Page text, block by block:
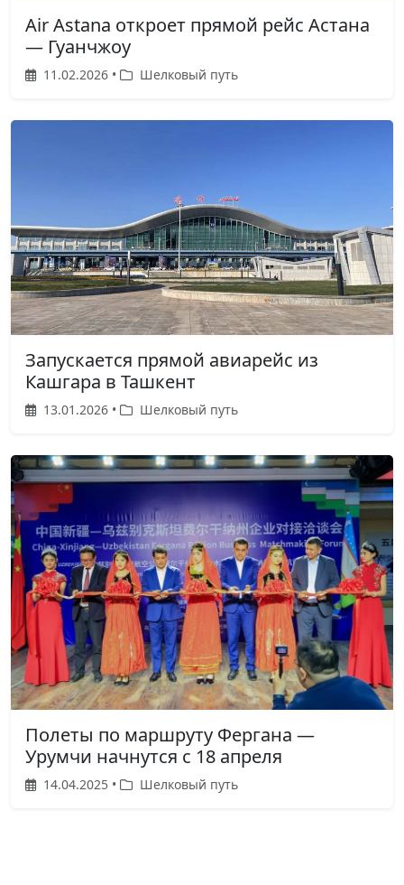
Air Astana откроет прямой рейс Астана
— Гуанчжоу
11.02.2026 • Шелковый путь
Запускается прямой авиарейс из
Кашгара в Ташкент
13.01.2026 • Шелковый путь
Полеты по маршруту Фергана —
Урумчи начнутся с 18 апреля
14.04.2025 • Шелковый путь